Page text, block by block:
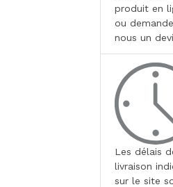
produit en
ou
nous un
Les délais
livraison
sur le site